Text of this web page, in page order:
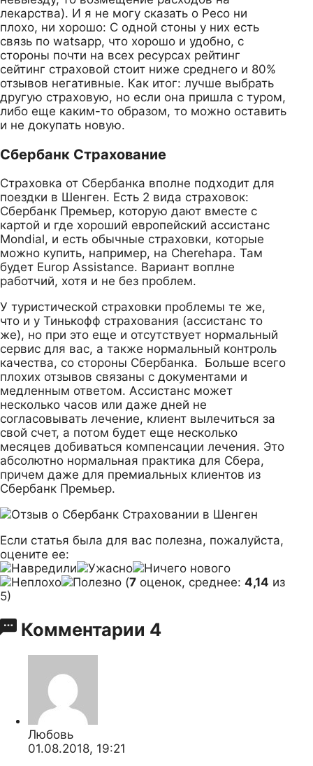
лекарства). И я не могу сказать о Ресо ни
плохо, ни хорошо: С одной стоны у них есть
связь по watsapp, что хорошо и удобно, с
стороны почти на всех ресурсах рейтинг
сейтинг страховой стоит ниже среднего и 80%
отзывов негативные. Как итог: лучше выбрать
другую страховую, но если она пришла с туром,
либо еще каким-то образом, то можно оставить
и не докупать новую.
Сбербанк Страхование
Страховка от Сбербанка вполне подходит для
поездки в Шенген. Есть 2 вида страховок:
Сбербанк Премьер, которую дают вместе с
картой и где хороший европейский ассистанс
Mondial, и есть обычные страховки, которые
можно купить, например, на Cherehapa. Там
будет Europ Assistance. Вариант воплне
работчий, хотя и не без проблем.
У туристической страховки проблемы те же,
что и у Тинькофф страхования (ассистанс то
же), но при это еще и отсутствует нормальный
сервис для вас, а также нормальный контроль
качества, со стороны Сбербанка. Больше всего
плохих отзывов связаны с документами и
медленным ответом. Ассистанс может
несколько часов или даже дней не
согласовывать лечение, клиент вылечиться за
свой счет, а потом будет еще несколько
месяцев добиваться компенсации лечения. Это
абсолютно нормальная практика для Сбера,
причем даже для премиальных клиентов из
Сбербанк Премьер.
Если статья была для вас полезна, пожалуйста,
оцените ее:
(7 оценок, среднее: 4,14 из
5)
Комментарии 4
Любовь
01.08.2018, 19:21